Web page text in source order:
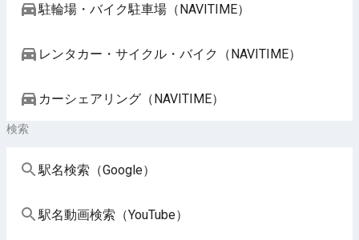
駐輪場・バイク駐車場（NAVITIME）
レンタカー・サイクル・バイク（NAVITIME）
カーシェアリング（NAVITIME）
検索
駅名検索（Google）
駅名動画検索（YouTube）